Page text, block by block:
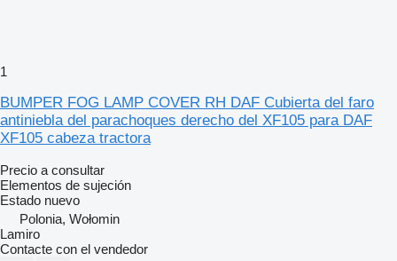
1
BUMPER FOG LAMP COVER RH DAF Cubierta del faro
antiniebla del parachoques derecho del XF105 para DAF
XF105 cabeza tractora
Precio a consultar
Elementos de sujeción
Estado nuevo
Polonia, Wołomin
Lamiro
Contacte con el vendedor